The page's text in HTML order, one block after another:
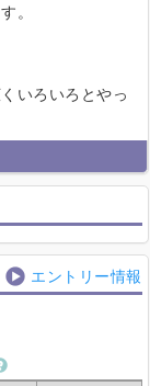
。
いろいろとやっ
エントリー情報